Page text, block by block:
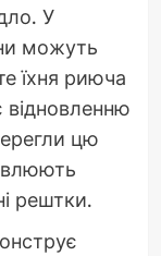
У
можуть
їхня риюча
відновленню
цю
рештки.